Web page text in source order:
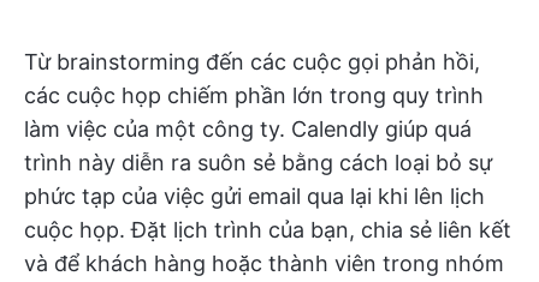
Từ brainstorming đến các cuộc gọi phản hồi,
các cuộc họp chiếm phần lớn trong quy trình
làm việc của một công ty. Calendly giúp quá
trình này diễn ra suôn sẻ bằng cách loại bỏ sự
phức tạp của việc gửi email qua lại khi lên lịch
cuộc họp. Đặt lịch trình của bạn, chia sẻ liên kết
và để khách hàng hoặc thành viên trong nhóm